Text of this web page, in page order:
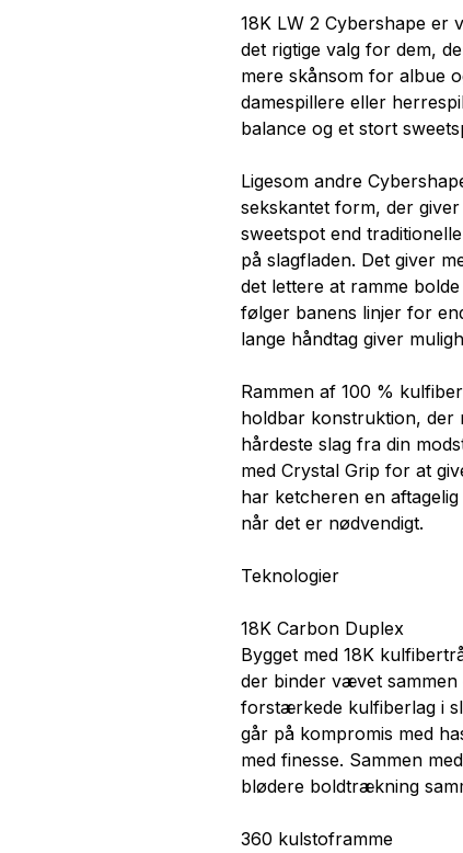
18K LW 2 Cybershape er
det rigtige valg for dem,
mere skånsom for albue
damespillere eller
balance og et stort
Ligesom andre
sekskantet form, der
sweetspot end
på slagfladen. Det giver
det lettere at ramme
følger banens linjer for
lange håndtag giver
Rammen af 100 %
holdbar konstruktion, der
hårdeste slag fra din
med Crystal Grip for at
har ketcheren en
når det er nødvendigt.
Teknologier
18K Carbon Duplex
Bygget med 18K
der binder vævet
forstærkede kulfiberlag i
går på kompromis med
med finesse. Sammen
blødere boldtrækning
360 kulstoframme